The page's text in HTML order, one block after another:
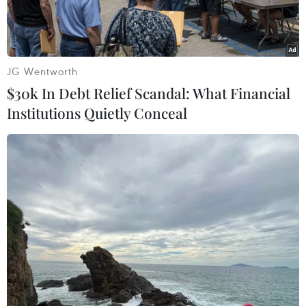
Bộ trưởng Bộ Y tế Nguyễn Thị Kim Tiến giải trình ý kiến trong
phiên họp Quốc hội sáng 16/11. (Ảnh: TTXVN)
Sáng 16/11, các đại biểu Quốc hội làm việc ở hội
JG Wentworth
$30k In Debt Relief Scandal: What Financial
Institutions Quietly Conceal